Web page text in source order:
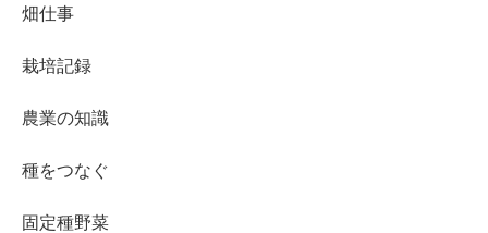
畑仕事
栽培記録
農業の知識
種をつなぐ
固定種野菜